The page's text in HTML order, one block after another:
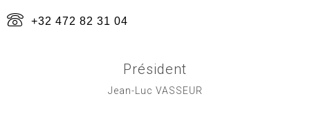
+32 472 82 31 04
Président
Jean-Luc VASSEUR